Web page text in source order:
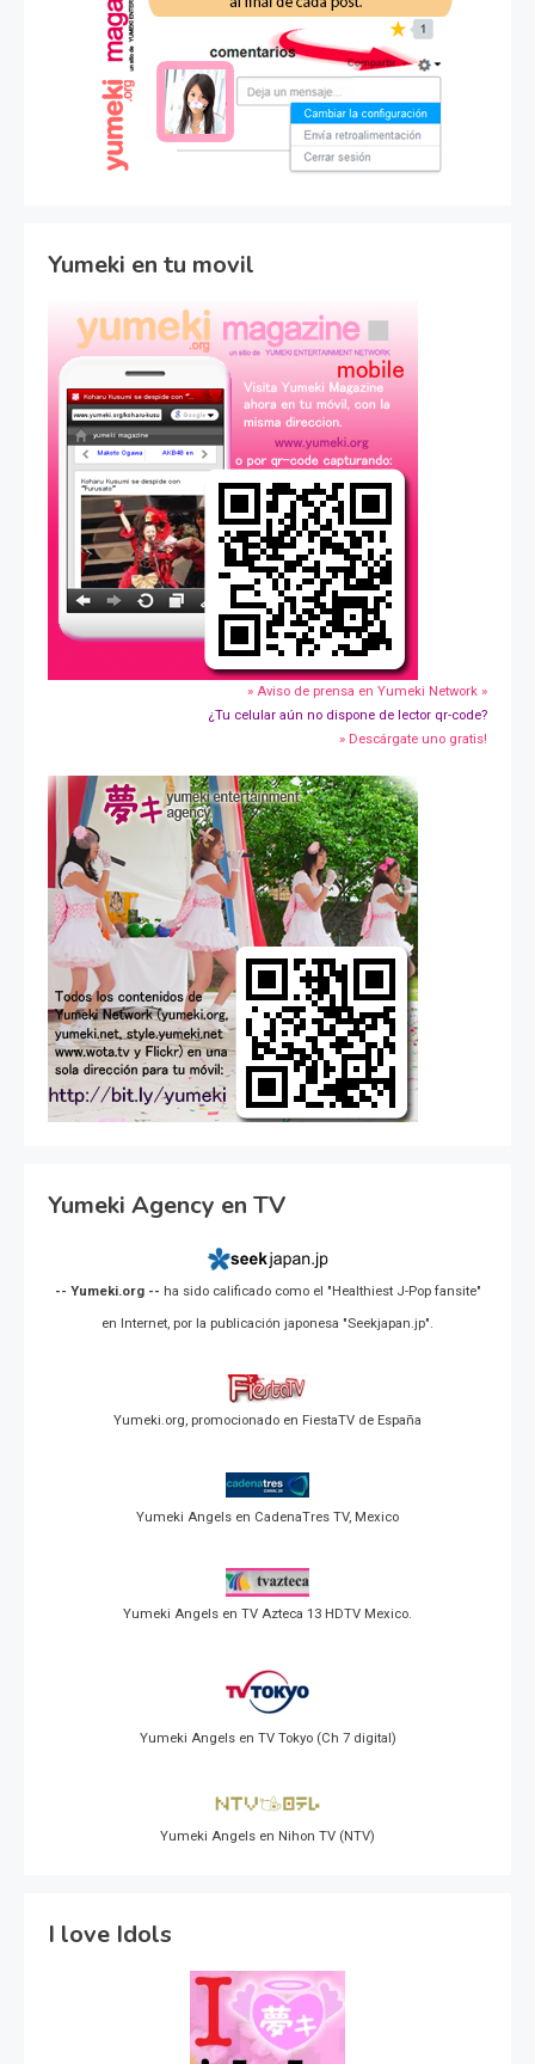
Yumeki en tu movil
» Aviso de prensa en Yumeki Network »
¿Tu celular aún no dispone de lector qr-code?
» Descárgate uno gratis!
Yumeki Agency en TV
-- Yumeki.org -- ha sido calificado como el "Healthiest J-Pop fansite"
en Internet, por la publicación japonesa "Seekjapan.jp".
Yumeki.org, promocionado en FiestaTV de España
Yumeki Angels en CadenaTres TV, Mexico
Yumeki Angels en TV Azteca 13 HDTV Mexico.
Yumeki Angels en TV Tokyo (Ch 7 digital)
Yumeki Angels en Nihon TV (NTV)
I love Idols